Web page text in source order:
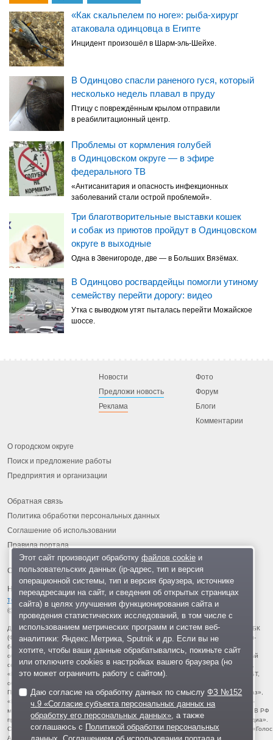
«Как скальпелем по ноге»: рыба-хирург
атаковала одинцовца в Египте
Инцидент произошёл в Шарм-эль-Шейхе.
В Одинцово спасли раненого гуся, который
несколько недель плавал в пруду
Птицу с повреждённым крылом отправили
в реабилитационный центр.
Проблемы от кормления голубей
в Одинцовском округе — в эфире
федерального ТВ
«Антисанитария и опасность инфекционных
заболеваний стали острой проблемой».
Три благотворительные выставки кошек
и собак из приютов пройдут в Одинцовском
округе в выходные
Одна в Звенигороде, две — в Больших Вязёмах.
В Одинцово росгвардейцы помогли утиному
семейству перейти дорогу: видео
Утка с выводком утят пыталась перейти Можайское
шоссе.
Новости
Предложи новость
Реклама
Фото
Форум
Блоги
Комментарии
О городском округе
Поиск и предложение работы
Предприятия и организации
Обратная связь
Политика обработки персональных данных
Соглашение об использовании
Правила портала
На информационном ресурсе применяются рекомендательные
технологии
© 2013-2026 «ОИНФО»,
сделано в Одинцово
Для читателей: В России признаны экстремистскими и запрещены организации ФБК
(Фонд борьбы с коррупцией, признан иноагентом), Штабы Навального, «Национал-
большевистская партия», «Свидетели Иеговы», «Армия воли народа», «Русский
общенациональный союз», «Движение против нелегальной иммиграции», «Правый
сектор», УНА-УНСО, УПА, «Тризуб им. Степана Бандеры», «Мизантропик дивижн»,
«Меджлис крымскотатарского народа», движение «Артподготовка», движение ЛГБТ,
общероссийская политическая партия «Воля», АУЕ, батальоны «Азов» и «Айдар».
Признаны террористическими и запрещены: «Движение Талибан», «Имарат Кавказ»,
«Исламское государство» (ИГ, ИГИЛ), Джебхад-ан-Нусра, «АУМ Синрике», «Братья-
мусульмане», «Аль-Каида в странах исламского Магриба», «Сеть», «Колумбайн». В РФ
признана нежелательной деятельность «Открытой России», издания «Проект Медиа».
СМИ-иноагентами признаны: телеканал «Дождь», «Медуза», «Важные истории», «Голос
Америки», радио «Свобода», The Insider, «Медиазона», ОВД-инфо. Иноагентами
Этот сайт производит обработку файлов cookieи
пользовательских данных (ip-адрес, тип и версия
операционной системы, тип и версия браузера, источнике
переадресации на сайт, и сведения об открытых страницах
сайта) в целях улучшения функционирования сайта и
проведения статистических исследований, в том числе с
использованием метрических программ и систем веб-
аналитики: Яндекс.Метрика, Sputnik и др. Если вы не
хотите, чтобы ваши данные обрабатывались, покиньте сайт
или отключите cookies в настройках вашего браузера (но
это может ограничить работу с сайтом).
Даю согласие на обработку данных по смыслуФЗ №152
ч.9 «Согласие субъекта персональных данных на
обработку его персональных данных» , а также
соглашаюсь с Политикой обработки персональных
данных ,Соглашением об использовании портала и